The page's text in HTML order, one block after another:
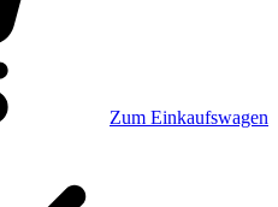
Zum Einkaufswagen